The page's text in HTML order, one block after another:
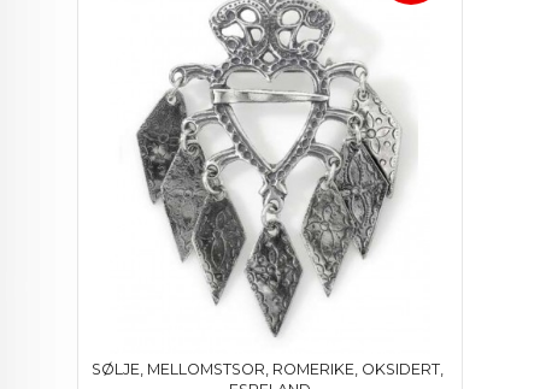
SØLJE, MELLOMSTSOR, ROMERIKE, OKSIDERT,